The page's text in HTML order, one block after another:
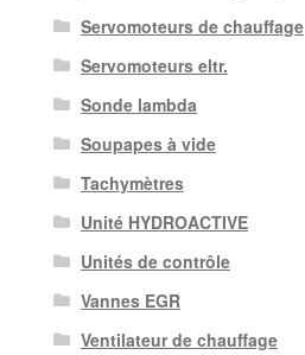
Servomoteurs de chauffage
Servomoteurs eltr.
Sonde lambda
Soupapes à vide
Tachymètres
Unité HYDROACTIVE
Unités de contrôle
Vannes EGR
Ventilateur de chauffage